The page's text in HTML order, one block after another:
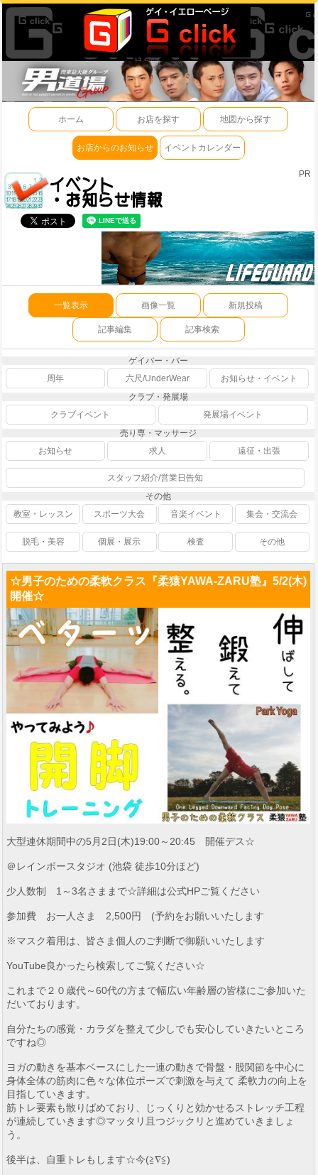
ホーム お店を探す 地図から探す
お店からのお知らせ イベントカレンダー
PR
一覧表示 画像一覧 新規投稿
記事編集 記事検索
ゲイバー・バー
周年
六尺/UnderWear
お知らせ・イベント
クラブ・発展場
クラブイベント
発展場イベント
売り専・マッサージ
お知らせ
求人 遠征・出張
スタッフ紹介/営業日告知
その他
教室・レッスン
スポーツ大会 音楽イベント 集会・交流会
脱毛・美容 個展・展示 検査 その他
☆男子のための柔軟クラス『柔猿YAWA-ZARU塾』5/2(木)
開催☆
大型連休期間中の5月2日(木)19:00～20:45 開催デス☆
＠レインボースタジオ (池袋 徒歩10分ほど)
少人数制 1～3名さままで☆詳細は公式HPご覧ください
参加費 お一人さま 2,500円 (予約をお願いいたします
※マスク着用は、皆さま個人のご判断で御願いいたします
YouTube良かったら検索してご覧ください☆
これまで２０歳代～60代の方まで幅広い年齢層の皆様にご参加いた
だいております。
自分たちの感覚・カラダを整えて少しでも安心していきたいところ
ですね◎
ヨガの動きを基本ベースにした一連の動きで骨盤・股関節を中心に
身体全体の筋肉に色々な体位ポーズで刺激を与えて 柔軟力の向上を
目指していきます。
筋トレ要素も散りばめており、じっくりと効かせるストレッチ工程
が連続していきます◎マッタリ且つジックリと進めていきましょ
う。
後半は、自重トレもします☆今(≧∇≦)